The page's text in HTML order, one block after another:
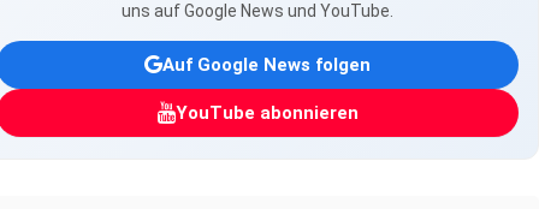
uns auf Google News und YouTube.
Auf Google News folgen
YouTube abonnieren